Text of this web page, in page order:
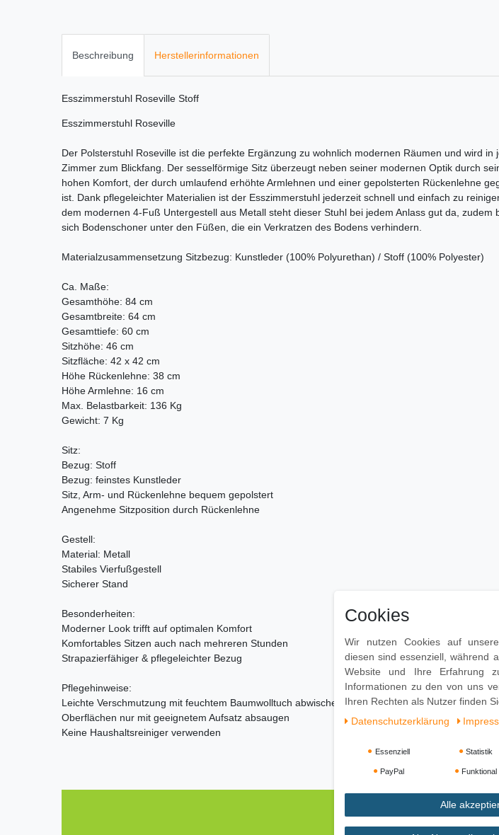
Beschreibung Herstellerinformationen
Esszimmerstuhl Roseville Stoff
Esszimmerstuhl Roseville
Der Polsterstuhl Roseville ist die perfekte Ergänzung zu wohnlich modernen Räumen und wird in
Zimmer zum Blickfang. Der sesselförmige Sitz überzeugt neben seiner modernen Optik durch
hohen Komfort, der durch umlaufend erhöhte Armlehnen und einer gepolsterten Rückenlehne
ist. Dank pflegeleichter Materialien ist der Esszimmerstuhl jederzeit schnell und einfach zu
dem modernen 4-Fuß Untergestell aus Metall steht dieser Stuhl bei jedem Anlass gut da, zudem
sich Bodenschoner unter den Füßen, die ein Verkratzen des Bodens verhindern.
Materialzusammensetzung Sitzbezug: Kunstleder (100% Polyurethan) / Stoff (100% Polyester)
Ca. Maße:
Gesamthöhe: 84 cm
Gesamtbreite: 64 cm
Gesamttiefe: 60 cm
Sitzhöhe: 46 cm
Sitzfläche: 42 x 42 cm
Höhe Rückenlehne: 38 cm
Höhe Armlehne: 16 cm
Max. Belastbarkeit: 136 Kg
Gewicht: 7 Kg
Sitz:
Bezug: Stoff
Bezug: feinstes Kunstleder
Sitz, Arm- und Rückenlehne bequem gepolstert
Angenehme Sitzposition durch Rückenlehne
Gestell:
Material: Metall
Stabiles Vierfußgestell
Sicherer Stand
Besonderheiten:
Moderner Look trifft auf optimalen Komfort
Komfortables Sitzen auch nach mehreren Stunden
Strapazierfähiger & pflegeleichter Bezug
Pflegehinweise:
Leichte Verschmutzung mit feuchtem Baumwolltuch abwischen
Oberflächen nur mit geeignetem Aufsatz absaugen
Keine Haushaltsreiniger verwenden
Cookies
Wir nutzen Cookies auf
diesen sind essenziell, während
Website und Ihre Erfahrung
Informationen zu den von uns
Ihren Rechten als Nutzer finden
Daten­schutz­erklärung
Essenziell Statistik
PayPal Funktional
Alle